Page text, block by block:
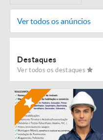
Ver todos os anúncios
Destaques
Ver todos os destaques